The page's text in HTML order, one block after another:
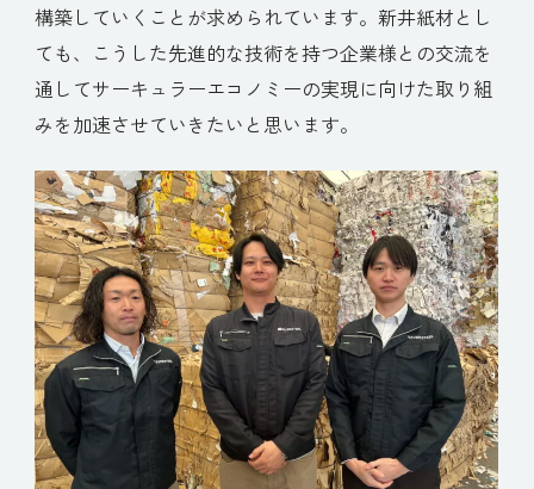
構築していくことが求められています。新井紙材とし
ても、こうした先進的な技術を持つ企業様との交流を
通してサーキュラーエコノミーの実現に向けた取り組
みを加速させていきたいと思います。